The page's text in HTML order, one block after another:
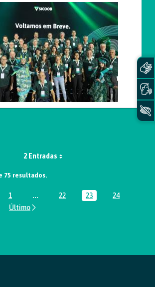
2 Entradas
75 resultados.
Página
1 ...Páginas intermediárias Usar ABA
Página
22 Página
23 Página
24
Usar ABA para navegar.